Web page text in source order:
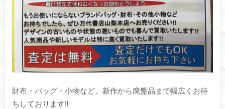
財布・バッグ・小物など、新作から廃盤品まで幅広くお待
ちしております‼